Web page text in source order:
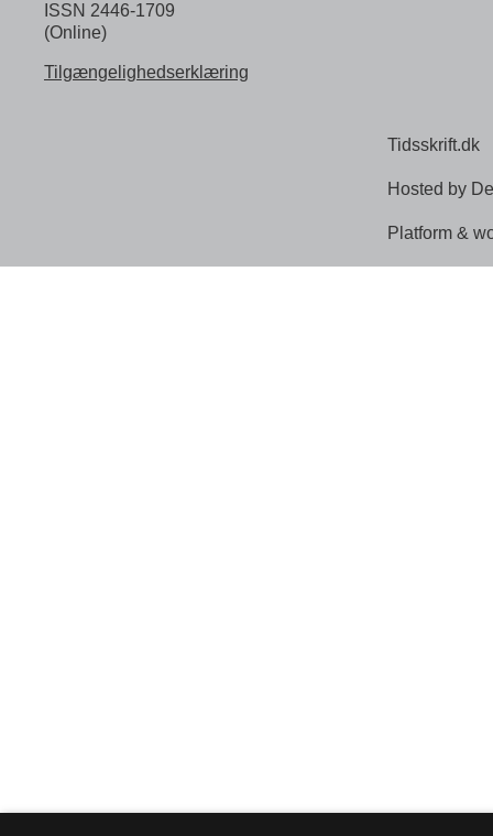
ISSN 2446-1709
(Online)
Tilgængelighedserklæring